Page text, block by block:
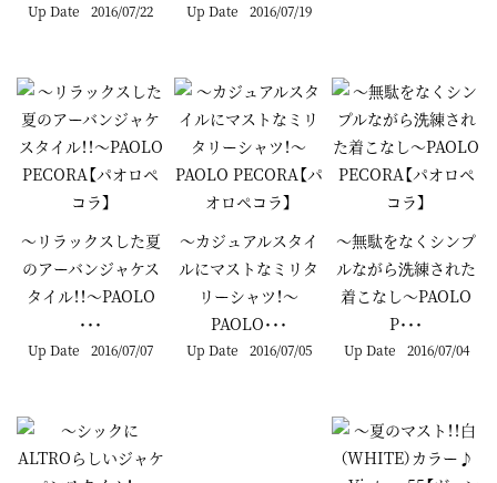
Up Date 2016/07/22 Up Date 2016/07/19
～リラックスした夏
のアーバンジャケス
タイル！！～PAOLO
･･･
Up Date 2016/07/07
～カジュアルスタイ
ルにマストなミリタ
リーシャツ！～
PAOLO･･･
Up Date 2016/07/05
～無駄をなくシンプ
ルながら洗練された
着こなし～PAOLO
P･･･
Up Date 2016/07/04